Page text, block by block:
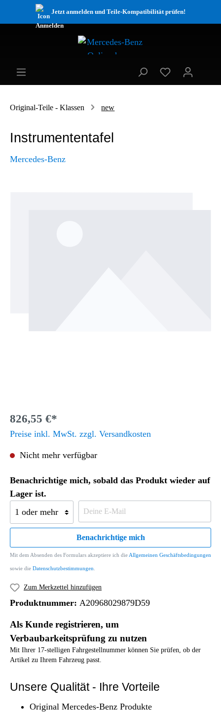
Jetzt anmelden und Teile-Kompatibilität prüfen!
Original-Teile - Klassen new
Instrumententafel
Mercedes-Benz
826,55 €*
Preise inkl. MwSt. zzgl. Versandkosten
Nicht mehr verfügbar
Benachrichtige mich, sobald das Produkt wieder auf
Lager ist.
Benachrichtige mich
Mit dem Absenden des Formulars akzeptiere ich die Allgemeinen Geschäftsbedingungen
sowie die Datenschutzbestimmungen
Zum Merkzettel hinzufügen
Produktnummer: A20968029879D59
Als Kunde registrieren, um
Verbaubarkeitsprüfung zu nutzen
Mit Ihrer 17-stelligen Fahrgestellnummer können Sie prüfen, ob der
Artikel zu Ihrem Fahrzeug passt.
Unsere Qualität - Ihre Vorteile
Original Mercedes-Benz Produkte